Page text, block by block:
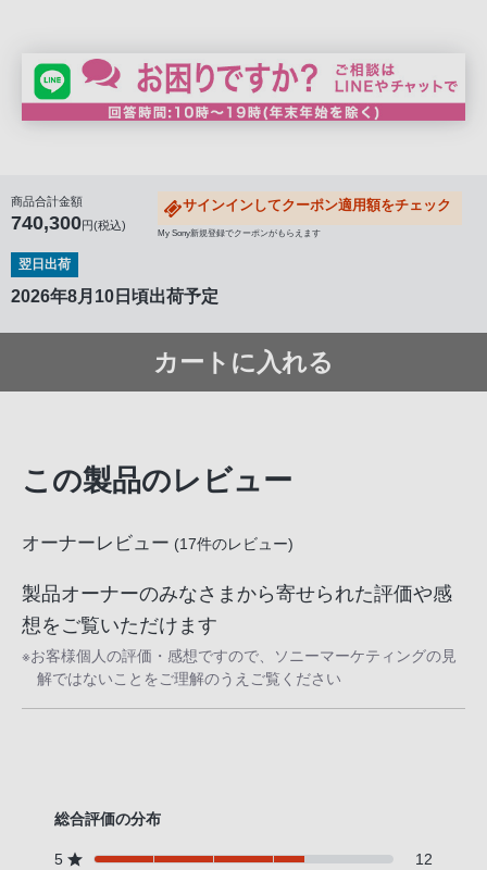
商品合計金額
740,300円(税込)
サインインしてクーポン適用額をチェック
My Sony新規登録でクーポンがもらえます
翌日出荷
2026年8月10日頃出荷予定
カートに入れる
この製品のレビュー
オーナーレビュー (17件のレビュー)
製品オーナーのみなさまから寄せられた評価や感
想をご覧いただけます
※お客様個人の評価・感想ですので、ソニーマーケティングの見
解ではないことをご理解のうえご覧ください
総合評価の分布
5
12